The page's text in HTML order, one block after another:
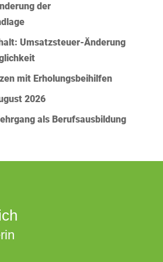
der
Umsatzsteuer-Änderung
mit Erholungsbeihilfen
2026
als Berufsausbildung